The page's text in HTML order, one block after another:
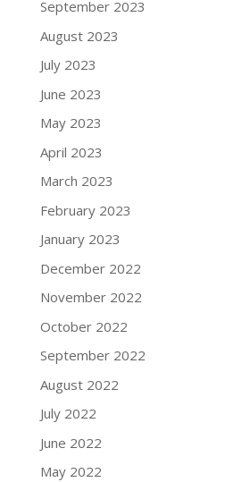
September 2023
August 2023
July 2023
June 2023
May 2023
April 2023
March 2023
February 2023
January 2023
December 2022
November 2022
October 2022
September 2022
August 2022
July 2022
June 2022
May 2022